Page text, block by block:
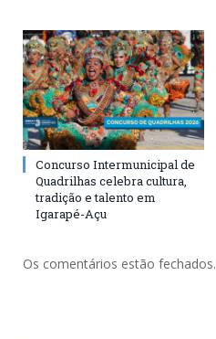
Concurso Intermunicipal de
Quadrilhas celebra cultura,
tradição e talento em
Igarapé-Açu
Os comentários estão fechados.